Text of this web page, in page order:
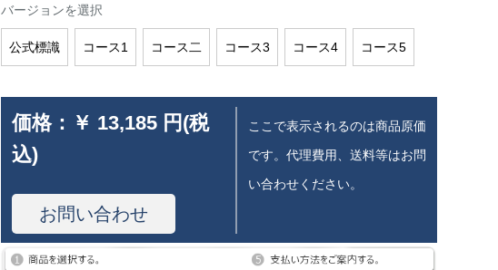
バージョンを選択
公式標識 コース1 コース二 コース3 コース4 コース5
価格： ￥ 13,185 円(税
込)
お問い合わせ
ここで表示されるのは商品原価
です。代理費用、送料等はお問
い合わせください。